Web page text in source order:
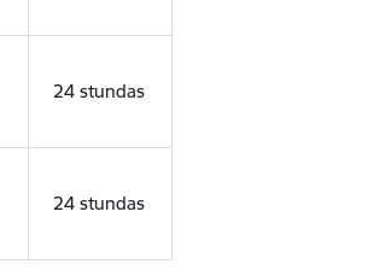
24 stundas
24 stundas